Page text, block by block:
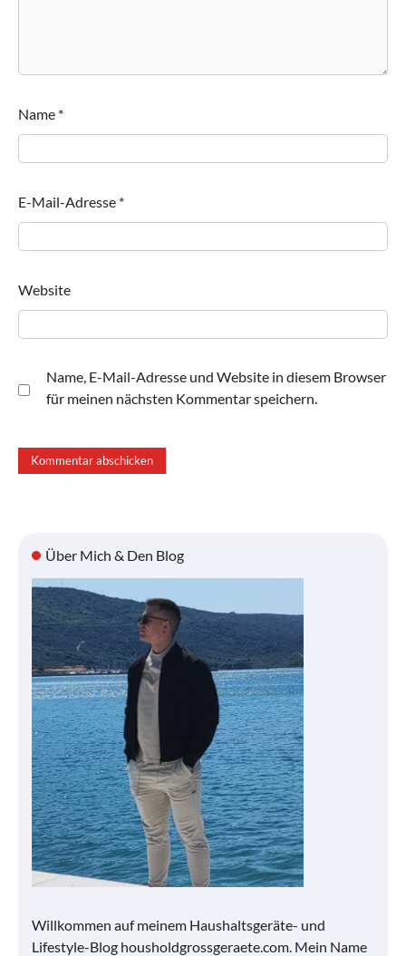
Name *
E-Mail-Adresse *
Website
Name, E-Mail-Adresse und Website in diesem Browser
für meinen nächsten Kommentar speichern.
Über Mich & Den Blog
Willkommen auf meinem Haushaltsgeräte- und
Lifestyle-Blog housholdgrossgeraete.com. Mein Name